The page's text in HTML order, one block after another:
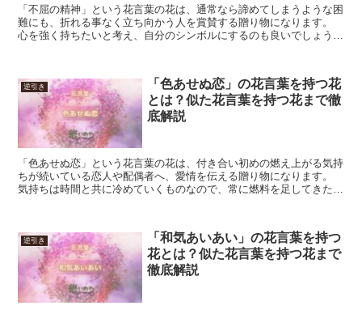
「不屈の精神」という花言葉の花は、通常なら諦めてしまうような困
難にも、折れる事なく立ち向かう人を賞賛する贈り物になります。
心を強く持ちたいと考え、自分のシンボルにするのも良いでしょう。
逆引き
「色あせぬ恋」の花言葉を持つ花
とは？似た花言葉を持つ花まで徹
底解説
「色あせぬ恋」という花言葉の花は、付き合い初めの燃え上がる気持
ちが続いている恋人や配偶者へ、愛情を伝える贈り物になります。
気持ちは時間と共に冷めていくものなので、常に燃料を足してきたと
逆引き
「和気あいあい」の花言葉を持つ
花とは？似た花言葉を持つ花まで
徹底解説